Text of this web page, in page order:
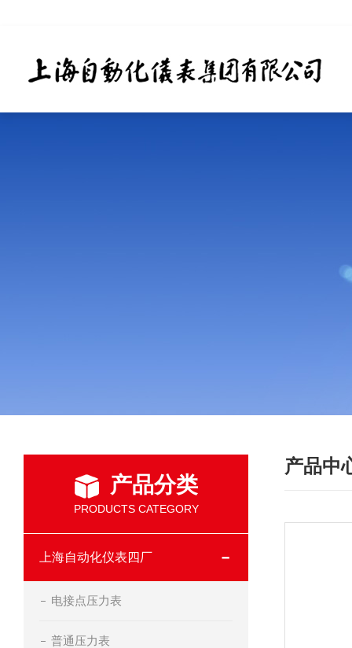
产品分类
PRODUCTS CATEGORY
上海自动化仪表四厂
电接点压力表
普通压力表
产品中